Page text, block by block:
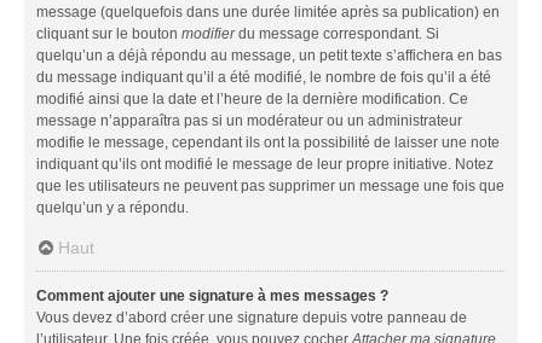
message (quelquefois dans une durée limitée après sa publication) en
cliquant sur le bouton modifierdu message correspondant. Si
quelqu’un a déjà répondu au message, un petit texte s’affichera en bas
du message indiquant qu’il a été modifié, le nombre de fois qu’il a été
modifié ainsi que la date et l’heure de la dernière modification. Ce
message n’apparaîtra pas si un modérateur ou un administrateur
modifie le message, cependant ils ont la possibilité de laisser une note
indiquant qu’ils ont modifié le message de leur propre initiative. Notez
que les utilisateurs ne peuvent pas supprimer un message une fois que
quelqu’un y a répondu.
Haut
Comment ajouter une signature à mes messages ?
Vous devez d’abord créer une signature depuis votre panneau de
l’utilisateur. Une fois créée, vous pouvez cocher Attacher ma signature